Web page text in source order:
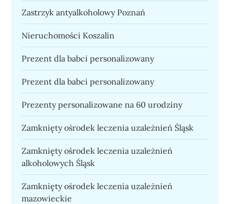
Zastrzyk antyalkoholowy Poznań
Nieruchomości Koszalin
Prezent dla babci personalizowany
Prezent dla babci personalizowany
Prezenty personalizowane na 60 urodziny
Zamknięty ośrodek leczenia uzależnień Śląsk
Zamknięty ośrodek leczenia uzależnień
alkoholowych Śląsk
Zamknięty ośrodek leczenia uzależnień
mazowieckie